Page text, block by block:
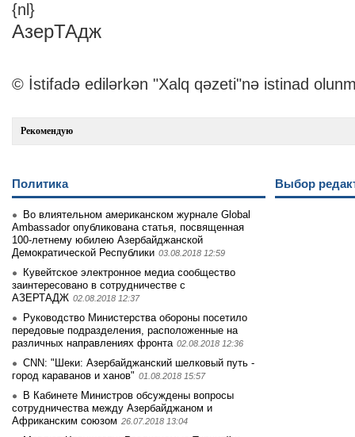
{nl}
АзерТАдж
© İstifadə edilərkən "Xalq qəzeti"nə istinad
Рекомендую
Политика
Во влиятельном американском журнале Global
Ambassador опубликована статья, посвященная
100-летнему юбилею Азербайджанской
Демократической Республики 03.08.2018 12:59
Кувейтское электронное медиа сообщество
заинтеpесовано в сотрудничестве с
АЗЕРТАДЖ 02.08.2018 12:37
Руководство Министерства обороны посетило
передовые подразделения, расположенные на
различных направлениях фронта 02.08.2018 12:36
CNN: "Шеки: Азербайджанский шелковый путь -
город караванов и ханов" 01.08.2018 15:57
В Кабинете Министров обсуждены вопросы
сотрудничества между Азербайджаном и
Африканским союзом 26.07.2018 13:04
Выбор